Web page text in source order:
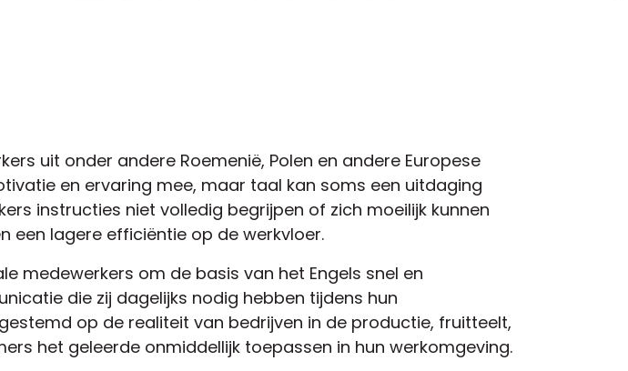
uit onder andere Roemenië, Polen en andere Europese
en ervaring mee, maar taal kan soms een uitdaging
instructies niet volledig begrijpen of zich moeilijk kunnen
een lagere efficiëntie op de werkvloer.
medewerkers om de basis van het Engels snel en
die zij dagelijks nodig hebben tijdens hun
op de realiteit van bedrijven in de productie, fruitteelt,
het geleerde onmiddellijk toepassen in hun werkomgeving.